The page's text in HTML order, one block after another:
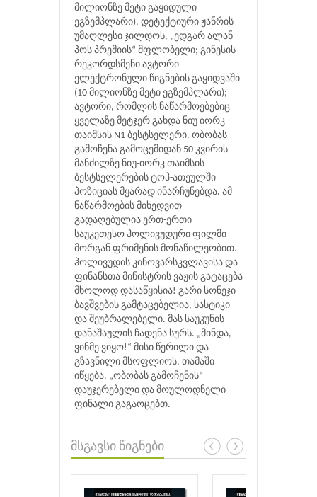
მილიონზე მეტი გაყიდული
ეგზემპლარი), დეტექტიური ჟანრის
უმაღლესი ჯილდოს, „ედგარ ალან
პოს პრემიის“ მფლობელი; გინესის
რეკორდსმენი ავტორი
ელექტრონული წიგნების გაყიდვაში
(10 მილიონზე მეტი ეგზემპლარი);
ავტორი, რომლის ნაწარმოებებიც
ყველაზე მეტჯერ გახდა ნიუ იორკ
თაიმსის N1 ბესტსელერი. ობობას
გამოჩენა გამოცემიდან 50 კვირის
მანძილზე ნიუ-იორკ თაიმსის
ბესტსელერების ტოპ-ათეულში
პოზიციას მყარად ინარჩუნებდა. ამ
ნაწარმოების მიხედვით
გადაღებულია ერთ-ერთი
საუკეთესო ჰოლივუდური ფილმი
მორგან ფრიმენის მონაწილეობით.
ჰოლივუდის კინოვარსკვლავისა და
ფინანსთა მინისტრის ვაჟის გატაცება
მხოლოდ დასაწყისია! გარი სონეჯი
ბავშვების გამტაცებელია, სასტიკი
და შეუბრალებელი. მას საუკუნის
დანაშაულის ჩადენა სურს. „მინდა,
ვინმე ვიყო!“ მისი წერილი და
გზავნილი მსოფლიოს. თამაში
იწყება. „ობობას გამოჩენის“
დაუჯერებელი და მოულოდნელი
ფინალი გაგაოცებთ.
მსგავსი წიგნები